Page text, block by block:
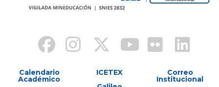
Calendario
Académico
ICETEX
Correo
Institucional